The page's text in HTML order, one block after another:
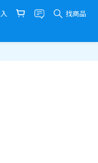
找商品